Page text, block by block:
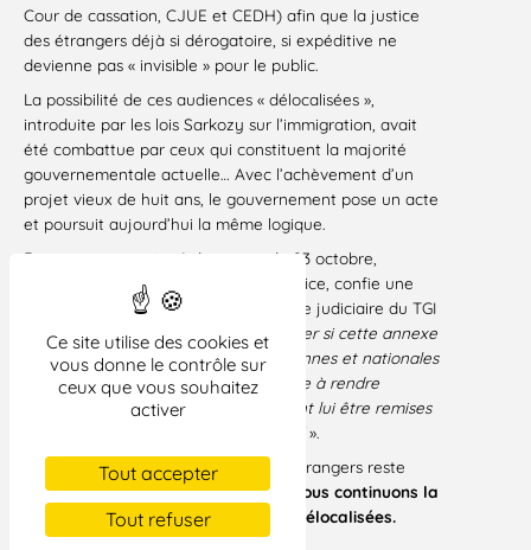
Ce site utilise des cookies et
vous donne le contrôle sur
ceux que vous souhaitez
activer
Tout accepter
Tout refuser
Cour de cassation, CJUE et CEDH) afin que la justice
des étrangers déjà si dérogatoire, si expéditive ne
devienne pas « invisible » pour le public.
La possibilité de ces audiences « délocalisées »,
introduite par les lois Sarkozy sur l’immigration, avait
été combattue par ceux qui constituent la majorité
gouvernementale actuelle… Avec l’achèvement d’un
projet vieux de huit ans, le gouvernement pose un acte
et poursuit aujourd’hui la même logique.
Dans un communiqué de presse du 23 octobre,
Christiane Taubira, ministre de la Justice, confie une
mission à deux magistrats sur l’annexe judiciaire du TGI
de Bobigny qui «
permettra d’apprécier si cette annexe
est conforme aux exigences européennes et nationales
». La ministre ajoute qu’elle «s’engage à rendre
publiques les conclusions qui devraient lui être remises
».
Le regard citoyen sur la justice des étrangers reste
donc indispensable.C’est pourquoi nous continuons la
mobilisation contre ces audiences délocalisées.